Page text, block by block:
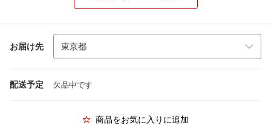
お届け先
配送予定 欠品中です
商品をお気に入りに追加